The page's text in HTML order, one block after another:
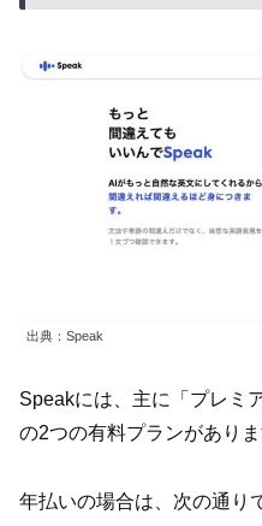
出典：Speak
Speakには、主に「プレミ
の2つの有料プランがありま
年払いの場合は、次の通り